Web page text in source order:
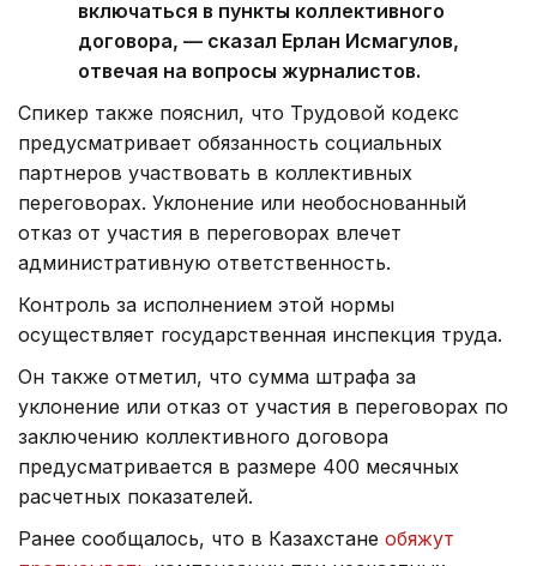
включаться в пункты коллективного
договора, — сказал Ерлан Исмагулов,
отвечая на вопросы журналистов.
Спикер также пояснил, что Трудовой кодекс
предусматривает обязанность социальных
партнеров участвовать в коллективных
переговорах. Уклонение или необоснованный
отказ от участия в переговорах влечет
административную ответственность.
Контроль за исполнением этой нормы
осуществляет государственная инспекция труда.
Он также отметил, что сумма штрафа за
уклонение или отказ от участия в переговорах по
заключению коллективного договора
предусматривается в размере 400 месячных
расчетных показателей.
Ранее сообщалось, что в Казахстане обяжут